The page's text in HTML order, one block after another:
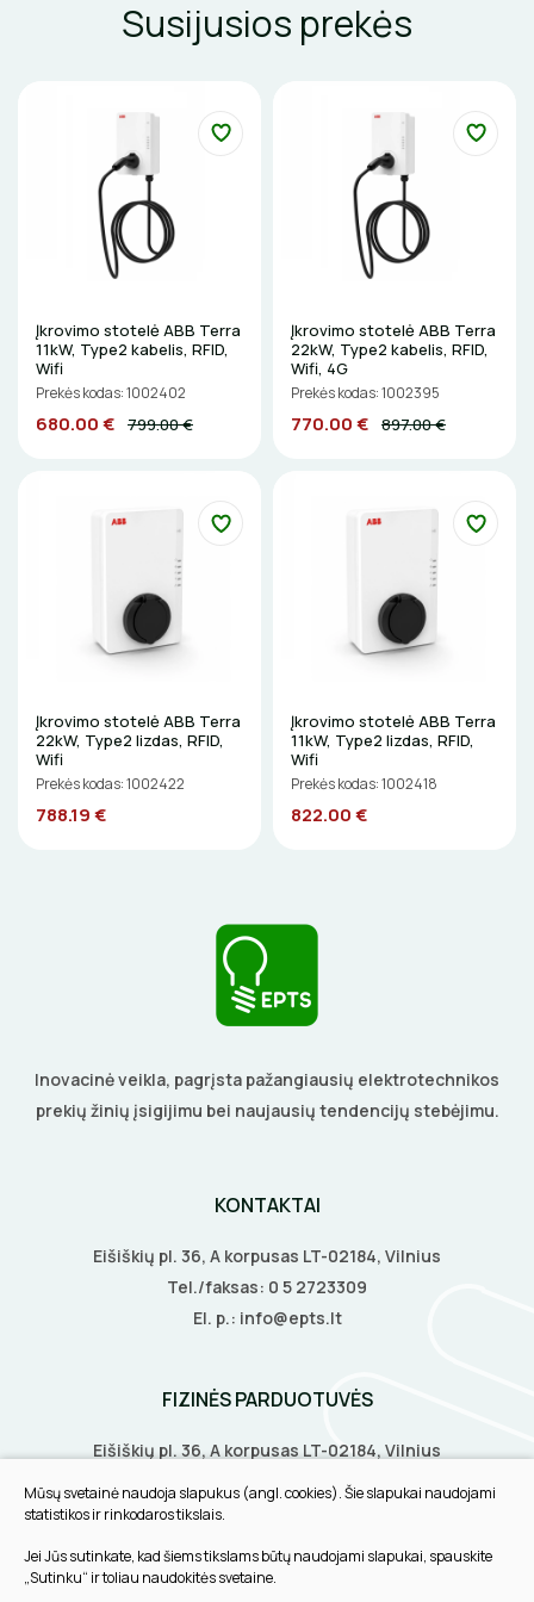
DAIKTADĖŽĖS
PRATRAUKIKLIAI
BŪGNAI KABELIŲ VYNIOJIMUI
GRĘŽIMO KARŪNOS, GRĄŽTAI
GULSČIUKAI
ETIKEČIŲ SPAUSDINTUVAI
KALIMO ĮRANKIAI
LITAVIMO, KLIJAVIMO ĮRANKIAI
ELEKTRINIAI ĮRANKIAI
Susijusios prekės
Įkrovimo stotelė ABB Terra
11kW, Type2 kabelis, RFID,
Wifi
Prekės kodas: 1002402
680.00 € 799.00 €
Įkrovimo stotelė ABB Terra
22kW, Type2 kabelis, RFID,
Wifi, 4G
Prekės kodas: 1002395
770.00 € 897.00 €
Įkrovimo stotelė ABB Terra
22kW, Type2 lizdas, RFID,
Wifi
Prekės kodas: 1002422
788.19 €
Įkrovimo stotelė ABB Terra
11kW, Type2 lizdas, RFID,
Wifi
Prekės kodas: 1002418
822.00 €
Inovacinė veikla, pagrįsta pažangiausių elektrotechnikos
prekių žinių įsigijimu bei naujausių tendencijų stebėjimu.
KONTAKTAI
Eišiškių pl. 36, A korpusas LT-02184, Vilnius
Tel./faksas: 0 5 2723309
El. p.: info@epts.lt
FIZINĖS PARDUOTUVĖS
Eišiškių pl. 36, A korpusas LT-02184, Vilnius
Biruliškių g. 8, LT-52168, Kaunas
Tilžės g. 60, LT-91108, Klaipėda
INFORMACIJA
Mūsų svetainė naudoja slapukus (angl. cookies). Šie slapukai naudojami
statistikos ir rinkodaros tikslais.
Jei Jūs sutinkate, kad šiems tikslams būtų naudojami slapukai, spauskite
„Sutinku“ ir toliau naudokitės svetaine.